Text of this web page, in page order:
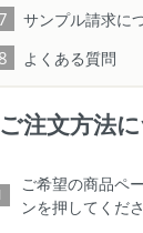
サンプル請求に
よくある質問
ご注文方法
ご希望の商品ペ
ンを押してくだ